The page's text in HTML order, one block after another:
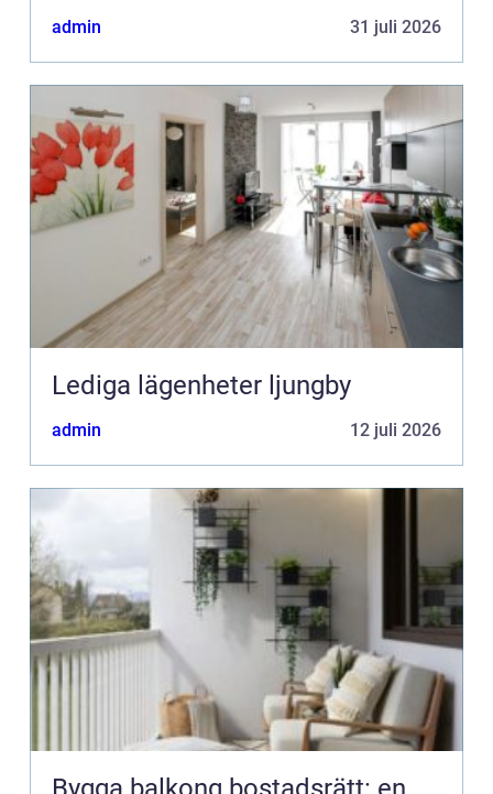
admin 31 juli 2026
Lediga lägenheter ljungby
admin 12 juli 2026